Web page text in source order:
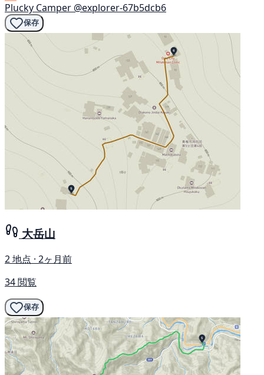
Plucky Camper @explorer-67b5dcb6
保存
大岳山
2 地点 · 2ヶ月前
34 閲覧
保存